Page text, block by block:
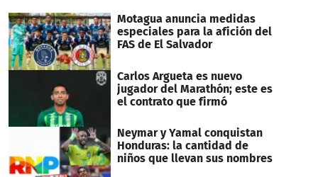
Motagua anuncia medidas
especiales para la afición del
FAS de El Salvador
Carlos Argueta es nuevo
jugador del Marathón; este es
el contrato que firmó
Neymar y Yamal conquistan
Honduras: la cantidad de
niños que llevan sus nombres